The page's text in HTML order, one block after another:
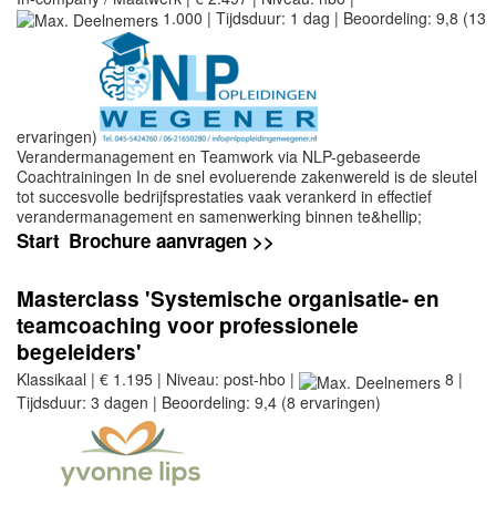
1.000 | Tijdsduur: 1 dag | Beoordeling: 9,8 (13
ervaringen)
Verandermanagement en Teamwork via NLP-gebaseerde
Coachtrainingen In de snel evoluerende zakenwereld is de sleutel
tot succesvolle bedrijfsprestaties vaak verankerd in effectief
verandermanagement en samenwerking binnen te&hellip;
Start Brochure aanvragen >>
Masterclass 'Systemische organisatie- en
teamcoaching voor professionele
begeleiders'
Klassikaal | € 1.195 | Niveau: post-hbo |
8 |
Tijdsduur: 3 dagen | Beoordeling: 9,4 (8 ervaringen)